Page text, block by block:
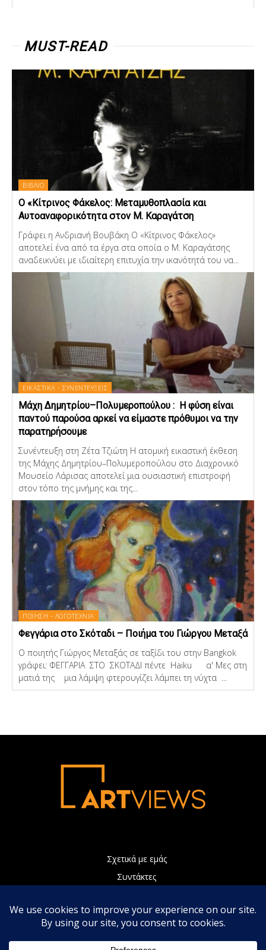
MUST-READ
ΒΙΒΛΙΟ
Ο «Κίτρινος Φάκελος: Μεταμυθοπλασία και
Αυτοαναφορικότητα στον Μ. Καραγάτση
Γράφει η Ανδριανή Βουβάκη Ο «Κίτρινος Φάκελος»
αποτελεί ένα από τα έργα στα οποία ο Μ. Καραγάτσης
αναδεικνύει με ιδιαίτερη επιτυχία την ικανότητά του να...
ΕΙΚΑΣΤΙΚΑ - ΣΥΝΕΝΤΕΥΞΕΙΣ
Μάχη Δημητρίου–Πολυμεροπούλου : Η φύση είναι
παντού παρούσα αρκεί να είμαστε πρόθυμοι να την
παρατηρήσουμε
Συνέντευξη στη Ζέτα Τζιώτη Η ατομική εικαστική έκθεση
της Μάχης Δημητρίου–Πολυμεροπούλου στο Διαχρονικό
Μουσείο Λάρισας αποτελεί μια ουσιαστική επιστροφή
στον τόπο της μνήμης και της...
ΠΟΙΗΣΗ - ΛΟΓΟΤΕΧΝΙΑ
Φεγγάρια στο Σκόταδι – Ποιήμα του Γιώργου Μεταξά
Ο ποιητής Γιώργος Μεταξάς σε ταξίδι του στην Bangkok
γράφει: ΦΕΓΓΑΡΙΑ ΣΤΟ ΣΚΟΤΑΔΙ πέντε Haiku α' Μες στη
ματιά της μια λάμψη φτερουγίζει λάμπει τη νύχτα ...
Σχετικά με εμάς
Συντάκτες
Πολιτική Απορρήτου
Επικοινωνία